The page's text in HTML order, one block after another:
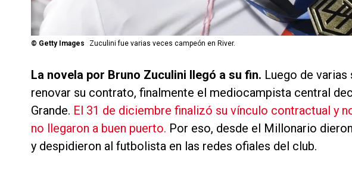
© Getty Images Zuculini fue varias veces campeón en River.
La novela por Bruno Zuculini llegó a su fin. Luego de
renovar su contrato, finalmente el mediocampista central
Grande. El 31 de diciembre finalizó su vínculo contractual y
no llegaron a buen puerto. Por eso, desde el Millonario
y despidieron al futbolista en las redes ofiales del club.